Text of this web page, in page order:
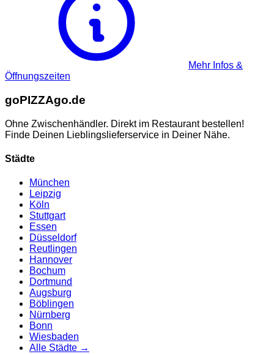
Mehr Infos &
Öffnungszeiten
goPIZZAgo.de
Ohne Zwischenhändler. Direkt im Restaurant bestellen!
Finde Deinen Lieblingslieferservice in Deiner Nähe.
Städte
München
Leipzig
Köln
Stuttgart
Essen
Düsseldorf
Reutlingen
Hannover
Bochum
Dortmund
Augsburg
Böblingen
Nürnberg
Bonn
Wiesbaden
Alle Städte →